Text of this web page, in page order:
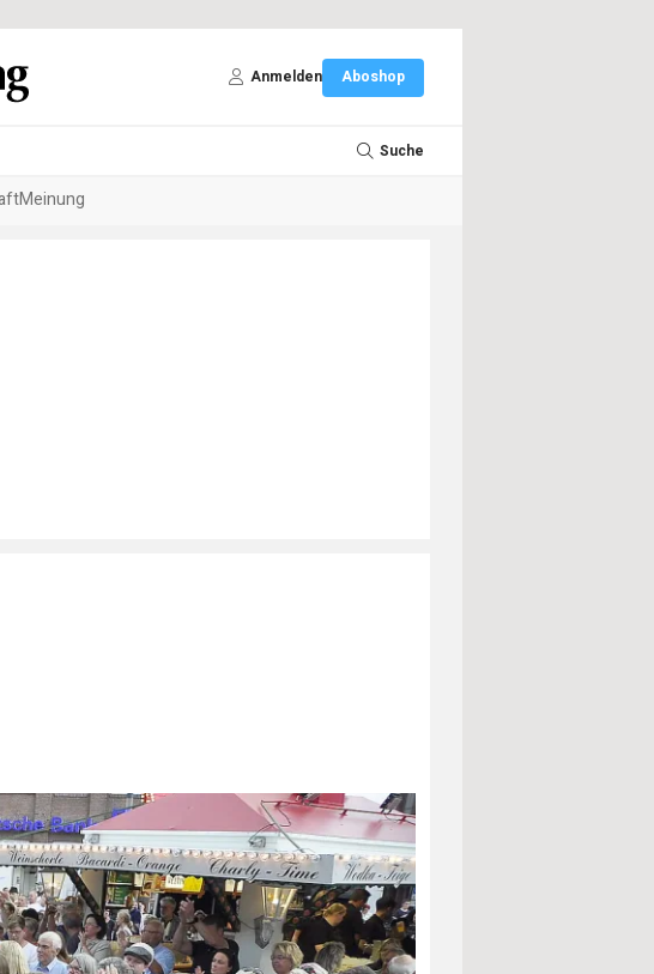
Anmelden Aboshop
Suche
Meinung